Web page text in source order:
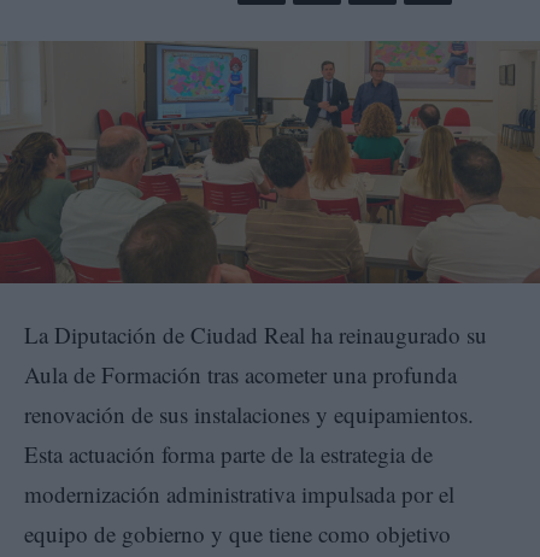
La Diputación de Ciudad Real ha reinaugurado su
Aula de Formación tras acometer una profunda
renovación de sus instalaciones y equipamientos.
Esta actuación forma parte de la estrategia de
modernización administrativa impulsada por el
equipo de gobierno y que tiene como objetivo